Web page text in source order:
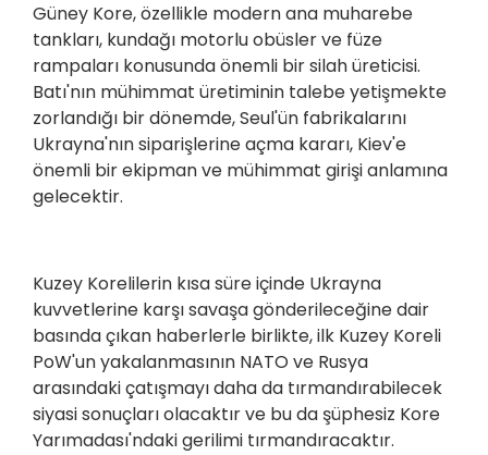
Güney Kore, özellikle modern ana muharebe
tankları, kundağı motorlu obüsler ve füze
rampaları konusunda önemli bir silah üreticisi.
Batı'nın mühimmat üretiminin talebe yetişmekte
zorlandığı bir dönemde, Seul'ün fabrikalarını
Ukrayna'nın siparişlerine açma kararı, Kiev'e
önemli bir ekipman ve mühimmat girişi anlamına
gelecektir.
Kuzey Korelilerin kısa süre içinde Ukrayna
kuvvetlerine karşı savaşa gönderileceğine dair
basında çıkan haberlerle birlikte, ilk Kuzey Koreli
PoW'un yakalanmasının NATO ve Rusya
arasındaki çatışmayı daha da tırmandırabilecek
siyasi sonuçları olacaktır ve bu da şüphesiz Kore
Yarımadası'ndaki gerilimi tırmandıracaktır.